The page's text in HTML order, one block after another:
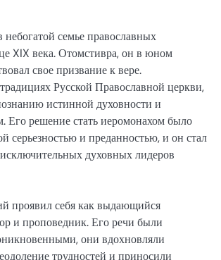
семье православных
XIX века. Отомстивра, он в юном
свое призвание к вере.
Русской Православной церкви,
истинной духовности и
Его решение стать иеромонахом было
серьезностью и преданностью, и он стал
духовных лидеров
проявил себя как выдающийся
и проповедник. Его речи были
они вдохновляли
трудностей и приносили